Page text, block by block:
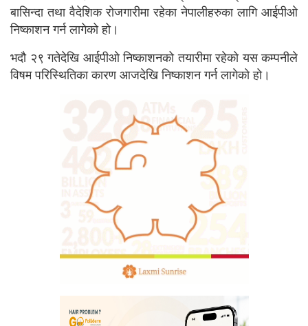
बासिन्दा तथा वैदेशिक रोजगारीमा रहेका नेपालीहरुका लागि आईपीओ
निष्काशन गर्न लागेको हो।
भदौ २९ गतेदेखि आईपीओ निष्काशनको तयारीमा रहेको यस कम्पनीले
विषम परिस्थितिका कारण आजदेखि निष्काशन गर्न लागेको हो।